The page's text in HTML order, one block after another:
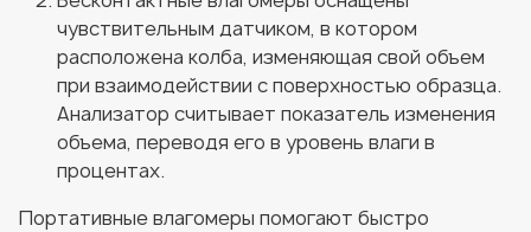
чувствительным датчиком, в котором
расположена колба, изменяющая свой объем
при взаимодействии с поверхностью образца.
Анализатор считывает показатель изменения
объема, переводя его в уровень влаги в
процентах.
Портативные влагомеры помогают быстро